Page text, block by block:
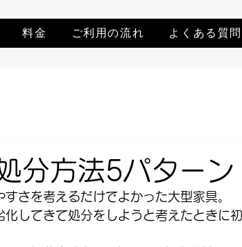
料金 ご利用の流れ よくある質問
分方法5パターン
さを考えるだけでよかった大型家具。
してきて処分をしようと考えたときに